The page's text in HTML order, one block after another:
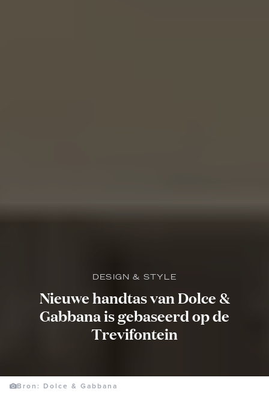
DESIGN & STYLE
Nieuwe handtas van Dolce &
Gabbana is gebaseerd op de
Trevifontein
Bron: Dolce & Gabbana